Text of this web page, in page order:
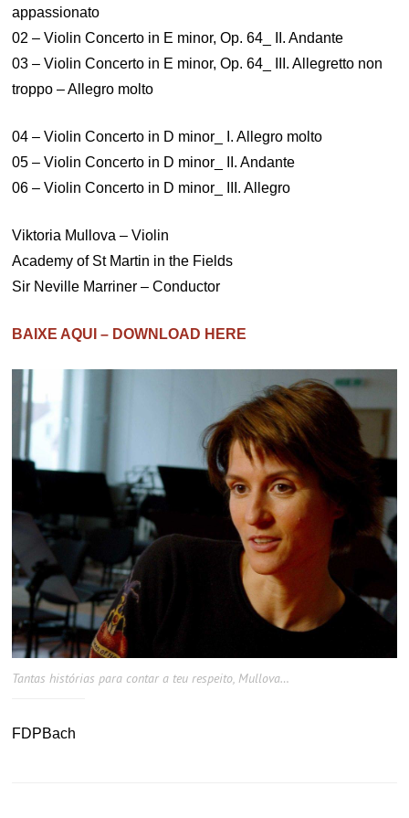
appassionato
02 – Violin Concerto in E minor, Op. 64_ II. Andante
03 – Violin Concerto in E minor, Op. 64_ III. Allegretto non
troppo – Allegro molto
04 – Violin Concerto in D minor_ I. Allegro molto
05 – Violin Concerto in D minor_ II. Andante
06 – Violin Concerto in D minor_ III. Allegro
Viktoria Mullova – Violin
Academy of St Martin in the Fields
Sir Neville Marriner – Conductor
BAIXE AQUI – DOWNLOAD HERE
Tantas histórias para contar a teu respeito, Mullova…
FDPBach